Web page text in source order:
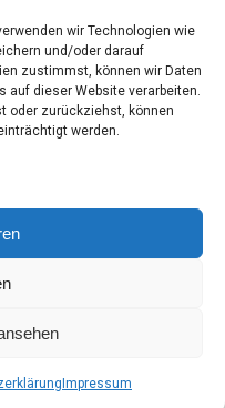
wir Technologien wie
und/oder darauf
zustimmst, können wir Daten
auf dieser Website verarbeiten.
oder zurückziehst, können
werden.
Impressum
Versandarten